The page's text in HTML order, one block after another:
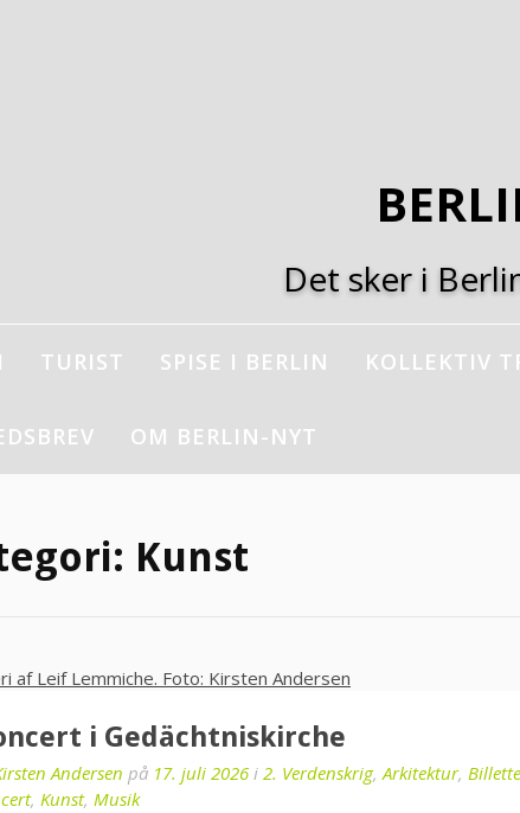
Det sker i
TURIST SPISE I BERLIN KOLLEKTIV
OM BERLIN-NYT
Kunst
i Gedächtniskirche
Andersen på 17. juli 2026 i 2. Verdenskrig,Arkitektur,
, Kunst, Musik